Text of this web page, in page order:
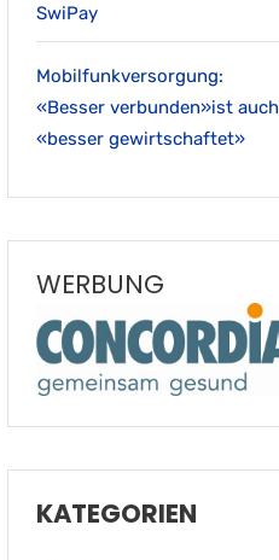
SwiPay
Mobilfunkversorgung:
«Besser verbunden»ist auch
«besser gewirtschaftet»
WERBUNG
KATEGORIEN